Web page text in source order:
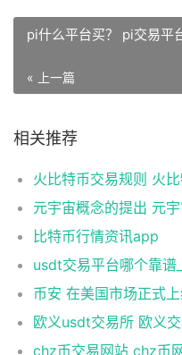
pi什么平台买？ pi交易平
« 上一篇
相关推荐
火比特币交易规则 火
元宇宙概念的提出 元
比特币行情资讯app
usdt交易平台哪个靠谱
欧义usdt交易所 欧义
chz币交易网站 chz币